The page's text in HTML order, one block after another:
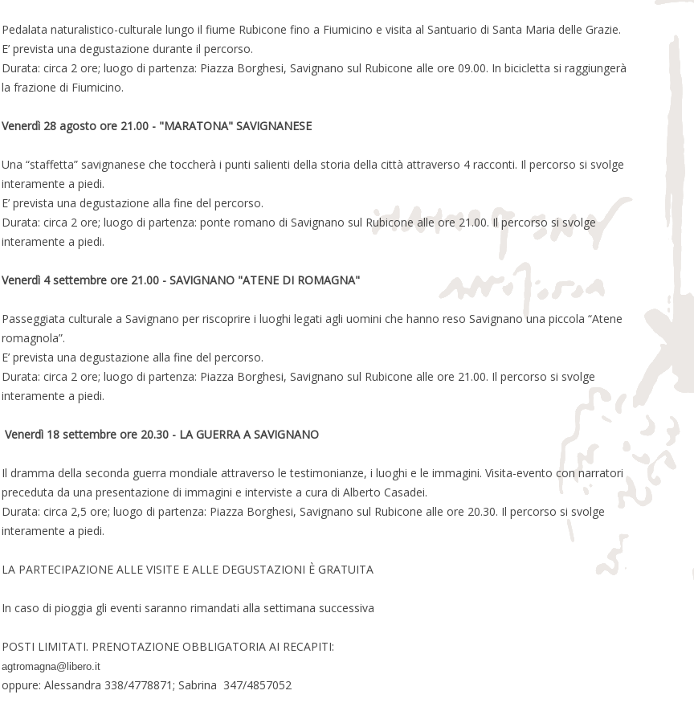
Pedalata naturalistico-culturale lungo il fiume Rubicone fino a Fiumicino e visita al Santuario di Santa Maria delle Grazie.
E’ prevista una degustazione durante il percorso.
Durata: circa 2 ore; luogo di partenza: Piazza Borghesi, Savignano sul Rubicone alle ore 09.00. In bicicletta si raggiungerà
la frazione di Fiumicino.
Venerdì 28 agosto ore 21.00 - "MARATONA" SAVIGNANESE
Una “staffetta” savignanese che toccherà i punti salienti della storia della città attraverso 4 racconti. Il percorso si svolge
interamente a piedi.
E’ prevista una degustazione alla fine del percorso.
Durata: circa 2 ore; luogo di partenza: ponte romano di Savignano sul Rubicone alle ore 21.00. Il percorso si svolge
interamente a piedi.
Venerdì 4 settembre ore 21.00 - SAVIGNANO "ATENE DI ROMAGNA"
Passeggiata culturale a Savignano per riscoprire i luoghi legati agli uomini che hanno reso Savignano una piccola “Atene
romagnola”.
E’ prevista una degustazione alla fine del percorso.
Durata: circa 2 ore; luogo di partenza: Piazza Borghesi, Savignano sul Rubicone alle ore 21.00. Il percorso si svolge
interamente a piedi.
Venerdì 18 settembre ore 20.30 - LA GUERRA A SAVIGNANO
Il dramma della seconda guerra mondiale attraverso le testimonianze, i luoghi e le immagini. Visita-evento con narratori
preceduta da una presentazione di immagini e interviste a cura di Alberto Casadei.
Durata: circa 2,5 ore; luogo di partenza: Piazza Borghesi, Savignano sul Rubicone alle ore 20.30. Il percorso si svolge
interamente a piedi.
LA PARTECIPAZIONE ALLE VISITE E ALLE DEGUSTAZIONI È GRATUITA
In caso di pioggia gli eventi saranno rimandati alla settimana successiva
POSTI LIMITATI. PRENOTAZIONE OBBLIGATORIA AI RECAPITI:
agtromagna@libero.it
oppure: Alessandra 338/4778871; Sabrina 347/4857052